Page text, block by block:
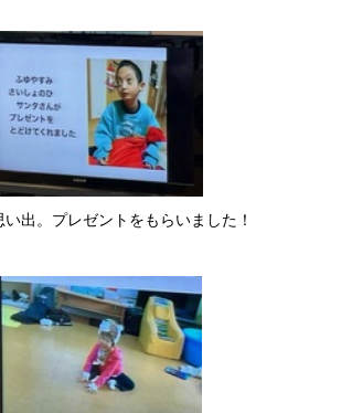
出。プレゼントをもらいました！